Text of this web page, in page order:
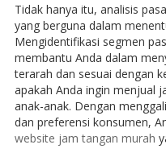
Tidak hanya itu, analisis
yang berguna dalam
Mengidentifikasi segmen
membantu Anda dalam
terarah dan sesuai dengan
apakah Anda ingin menjual
anak-anak. Dengan
dan preferensi konsumen,
website jam tangan murah